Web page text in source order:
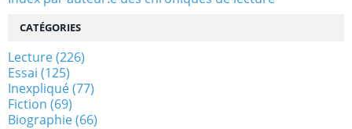
CATÉGORIES
Lecture(226)
Essai (125)
Inexpliqué(77)
Fiction (69)
Biographie(66)